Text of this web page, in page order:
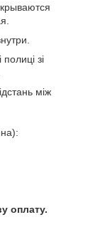
зі
між
оплату.